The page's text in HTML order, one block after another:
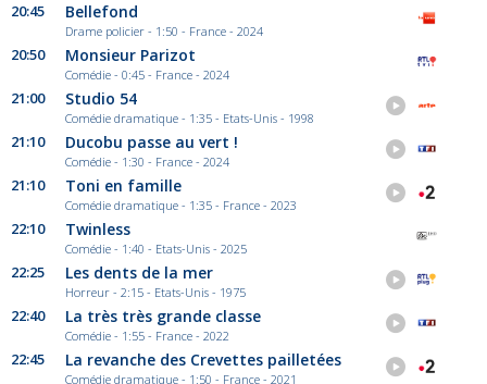
20:45 Bellefond
Drame policier - 1:50 - France - 2024
20:50 Monsieur Parizot
Comédie - 0:45 - France - 2024
21:00 Studio 54
Comédie dramatique - 1:35 - Etats-Unis - 1998
21:10 Ducobu passe au vert !
Comédie - 1:30 - France - 2024
21:10 Toni en famille
Comédie dramatique - 1:35 - France - 2023
22:10 Twinless
Comédie - 1:40 - Etats-Unis - 2025
22:25 Les dents de la mer
Horreur - 2:15 - Etats-Unis - 1975
22:40 La très très grande classe
Comédie - 1:55 - France - 2022
22:45 La revanche des Crevettes pailletées
Comédie dramatique - 1:50 - France - 2021